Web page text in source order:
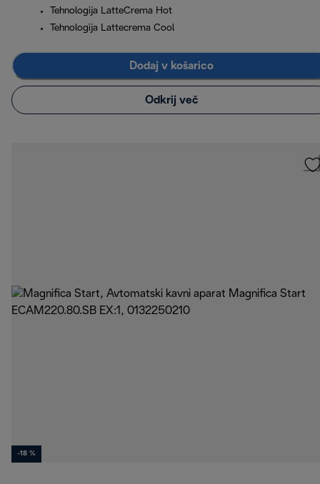
Tehnologija LatteCrema Hot
Tehnologija Lattecrema Cool
Dodaj v košarico
Odkrij več
-18 %